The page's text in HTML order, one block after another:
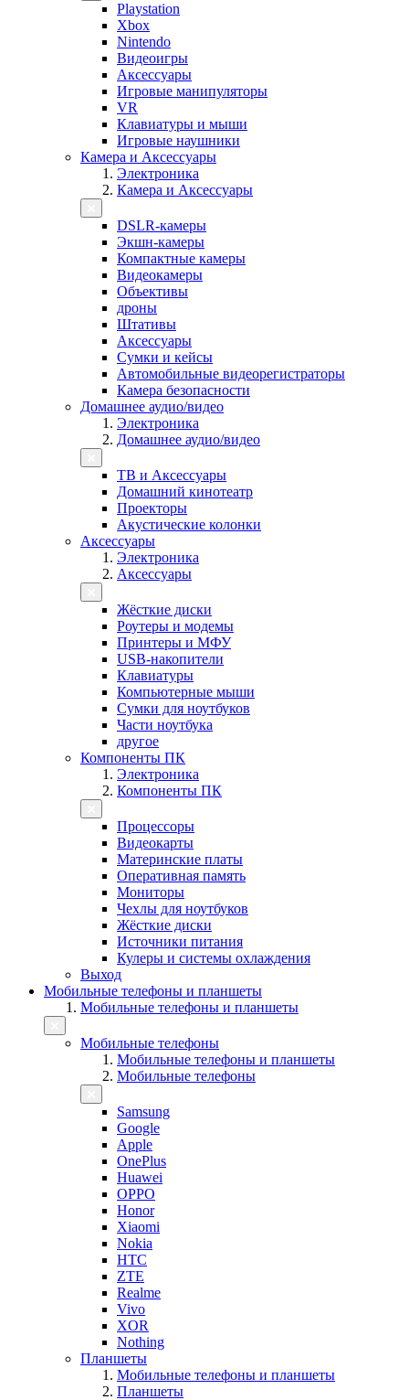
Playstation
Xbox
Nintendo
Видеоигры
Аксессуары
Игровые манипуляторы
VR
Клавиатуры и мыши
Игровые наушники
Камера и Аксессуары
Электроника
Камера и Аксессуары
DSLR-камеры
Экшн-камеры
Компактные камеры
Видеокамеры
Объективы
дроны
Штативы
Аксессуары
Сумки и кейсы
Автомобильные видеорегистраторы
Камера безопасности
Домашнее аудио/видео
Электроника
Домашнее аудио/видео
ТВ и Аксессуары
Домашний кинотеатр
Проекторы
Акустические колонки
Аксессуары
Электроника
Аксессуары
Жёсткие диски
Роутеры и модемы
Принтеры и МФУ
USB-накопители
Клавиатуры
Компьютерные мыши
Сумки для ноутбуков
Части ноутбука
другое
Компоненты ПК
Электроника
Компоненты ПК
Процессоры
Видеокарты
Материнские платы
Оперативная память
Мониторы
Чехлы для ноутбуков
Жёсткие диски
Источники питания
Кулеры и системы охлаждения
Выход
Мобильные телефоны и планшеты
Мобильные телефоны и планшеты
Мобильные телефоны
Мобильные телефоны и планшеты
Мобильные телефоны
Samsung
Google
Apple
OnePlus
Huawei
OPPO
Honor
Xiaomi
Nokia
HTC
ZTE
Realme
Vivo
XOR
Nothing
Планшеты
Мобильные телефоны и планшеты
Планшеты